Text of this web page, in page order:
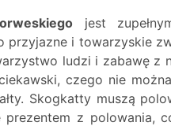
jest
przyjazne i towarzyskie
ludzi i zabawę z
czego nie
Skogkatty muszą
prezentem z polowania,